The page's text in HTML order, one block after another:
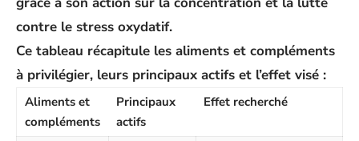
contre le stress oxydatif.
Ce tableau récapitule les aliments et compléments
à privilégier, leurs principaux actifs et l’effet visé :
Aliments et
compléments
Principaux
actifs
Effet recherché